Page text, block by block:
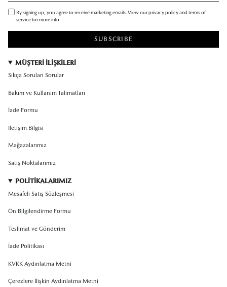
By signing up, you agree to receive marketing emails. View our privacy policy and terms of
service for more info.
SUBSCRIBE
MÜŞTERİ İLİŞKİLERİ
Sıkça Sorulan Sorular
Bakım ve Kullanım Talimatları
İade Formu
İletişim Bilgisi
Mağazalarımız
Satış Noktalarımız
POLİTİKALARIMIZ
Mesafeli Satış Sözleşmesi
Ön Bilgilendirme Formu
Teslimat ve Gönderim
İade Politikası
KVKK Aydınlatma Metni
Çerezlere İlişkin Aydınlatma Metni